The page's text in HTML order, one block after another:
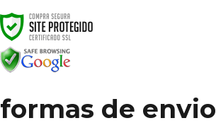
formas de envio